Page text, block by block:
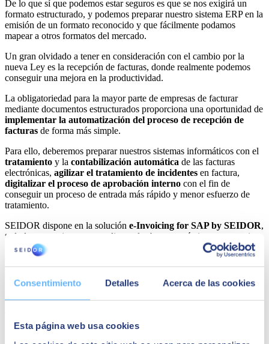
Consentimiento Detalles Acerca de las cookies
Esta página web usa cookies
De lo que sí que podemos estar seguros es que se nos exigirá un
formato estructurado, y podemos preparar nuestro sistema ERP en la
emisión de un formato reconocido y que fácilmente podamos
mapear a otros formatos del mercado.
Un gran olvidado a tener en consideración con el cambio por la
nueva Ley es la recepción de facturas, donde realmente podemos
conseguir una mejora en la productividad.
La obligatoriedad para la mayor parte de empresas de facturar
mediante documentos estructurados proporciona una oportunidad de
implementar la automatización del proceso de recepción de
facturas de forma más simple.
Para ello, deberemos preparar nuestros sistemas informáticos con el
tratamiento y la contabilización automática de las facturas
electrónicas, agilizar el tratamiento de incidentes en factura,
digitalizar el proceso de aprobación interno con el fin de
conseguir un proceso de entrada más rápido y menor esfuerzo de
tratamiento.
SEIDOR dispone en la solución e-Invoicing for SAP by SEIDOR,
todo lo necesario para cumplir con las buenas prácticas y normativa
vigente, y tiene previsto incluir las especificaciones necesarias para
cumplir con las futuras, de manera sencilla y segura directamente
desde un sistema SAP.
En conclusión, nos encontramos delante de un cambio relevante en
el tratamiento de lafacturación B2B, el cual afectará a medio plazo
relación, es por eso por lo que debemos estar atentos a la
información que se irá liberando este año y planificar los cambios